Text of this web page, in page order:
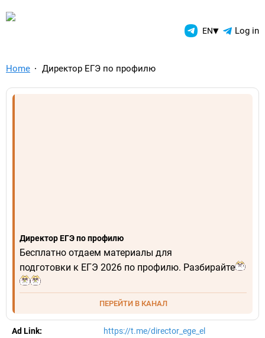
TelegramAds.com — EN▾ Log in
Home Директор ЕГЭ по профилю
Директор ЕГЭ по профилю
Бесплатно отдаем материалы для
подготовки к ЕГЭ 2026 по профилю. Разбирайте
ПЕРЕЙТИ В КАНАЛ
Ad Link: https://t.me/director_ege_el